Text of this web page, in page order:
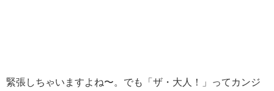
緊張しちゃいますよね〜。でも「ザ・大人！」ってカンジ